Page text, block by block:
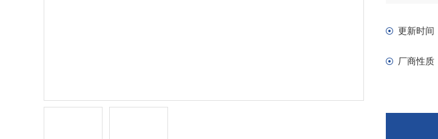
更新时间
厂商性质